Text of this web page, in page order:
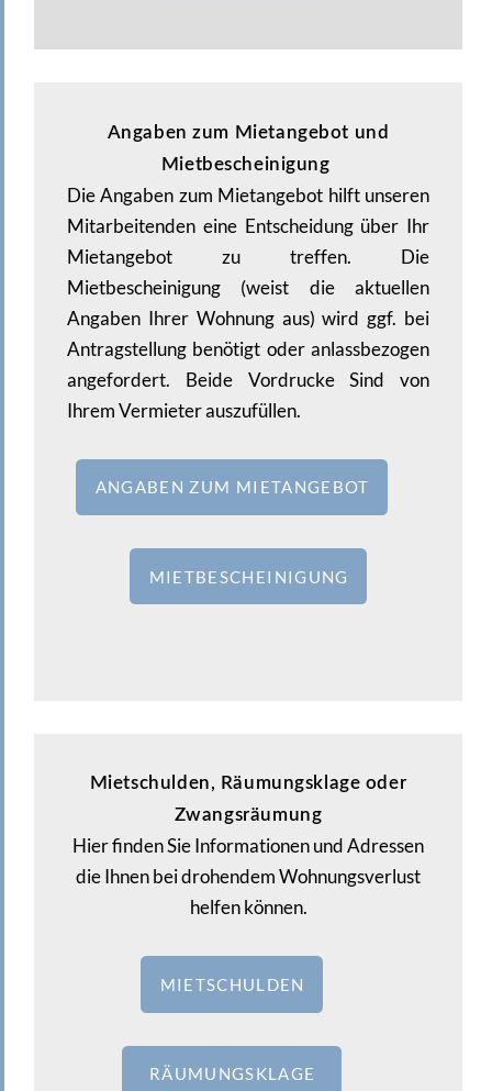
Angaben zum Mietangebot und
Mietbescheinigung
Die Angaben zum Mietangebot hilft unseren
Mitarbeitenden eine Entscheidung über Ihr
Mietangebot zu treffen. Die
Mietbescheinigung (weist die aktuellen
Angaben Ihrer Wohnung aus) wird ggf. bei
Antragstellung benötigt oder anlassbezogen
angefordert. Beide Vordrucke Sind von
Ihrem Vermieter auszufüllen.
ANGABEN ZUM MIETANGEBOT
MIETBESCHEINIGUNG
Mietschulden, Räumungsklage oder
Zwangsräumung
Hier finden Sie Informationen und Adressen
die Ihnen bei drohendem Wohnungsverlust
helfen können.
MIETSCHULDEN
RÄUMUNGSKLAGE